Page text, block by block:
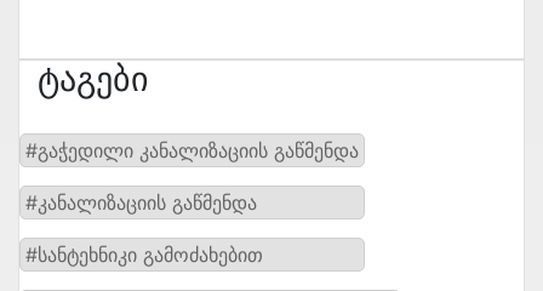
Ტაგები
#გაჭედილი კანალიზაციის გაწმენდა
#კანალიზაციის გაწმენდა
#სანტეხნიკი გამოძახებით